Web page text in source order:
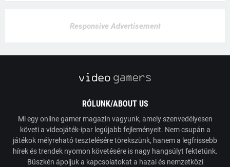
Responsive Advertisement
RÓLUNK/ABOUT US
Mi egy online gamer magazin vagyunk, amely szenvedélyesen
követi a videojáték-ipar legújabb fejleményeit. Nem csupán a
játékok mélyreható tesztelésére törekszünk, hanem a legfrissebb
hírek és trendek nyomon követésére is nagy hangsúlyt fektetünk.
Büszkén ápoljuk a kapcsolatokat a hazai és nemzetközi